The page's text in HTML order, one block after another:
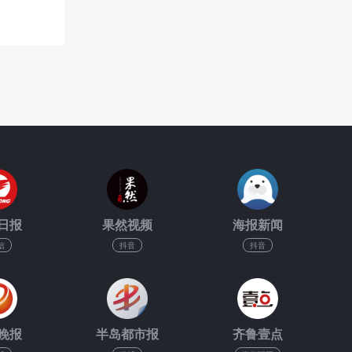
报 果然视频
抖音
海报新闻
抖音
报 半岛都市报 齐鲁壹点